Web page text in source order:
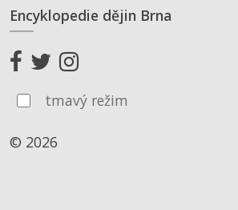
Encyklopedie dějin Brna
tmavý režim
© 2026